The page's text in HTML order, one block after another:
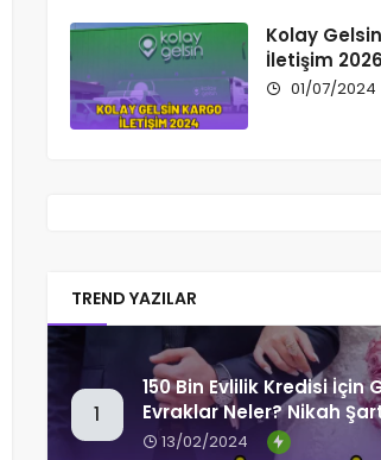
Kolay
İletişim 2026
01/07/2024
TREND YAZILAR
1
150 Bin Evlilik Kredisi İçin
Evraklar Neler? Nikah
13/02/2024